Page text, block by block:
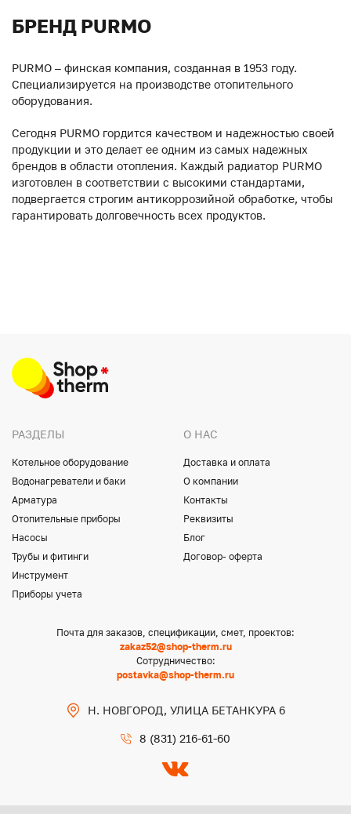
БРЕНД PURMO
PURMO – финская компания, созданная в 1953 году.
Специализируется на производстве отопительного
оборудования.
Сегодня PURMO гордится качеством и надежностью своей
продукции и это делает ее одним из самых надежных
брендов в области отопления. Каждый радиатор PURMO
изготовлен в соответствии с высокими стандартами,
подвергается строгим антикоррозийной обработке, чтобы
гарантировать долговечность всех продуктов.
РАЗДЕЛЫ
Котельное оборудование
Водонагреватели и баки
Арматура
Отопительные приборы
Насосы
Трубы и фитинги
Инструмент
Приборы учета
О НАС
Доставка и оплата
О компании
Контакты
Реквизиты
Блог
Договор- оферта
Почта для заказов, спецификации, смет, проектов:
zakaz52@shop-therm.ru
Сотрудничество:
postavka@shop-therm.ru
Н. НОВГОРОД, УЛИЦА БЕТАНКУРА 6
8 (831) 216-61-60